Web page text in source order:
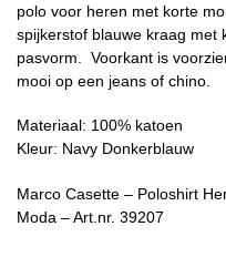
polo voor heren met korte
spijkerstof blauwe kraag met
pasvorm. Voorkant is
mooi op een jeans of chino.
Materiaal: 100% katoen
Kleur: Navy Donkerblauw
Marco Casette – Poloshirt
Moda – Art.nr. 39207